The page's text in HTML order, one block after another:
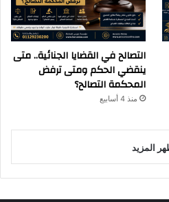
التصالح في القضايا الجنائية.. متى
ينقضي الحكم ومتى ترفض
المحكمة التصالح؟
منذ 4 أسابيع
المزيد